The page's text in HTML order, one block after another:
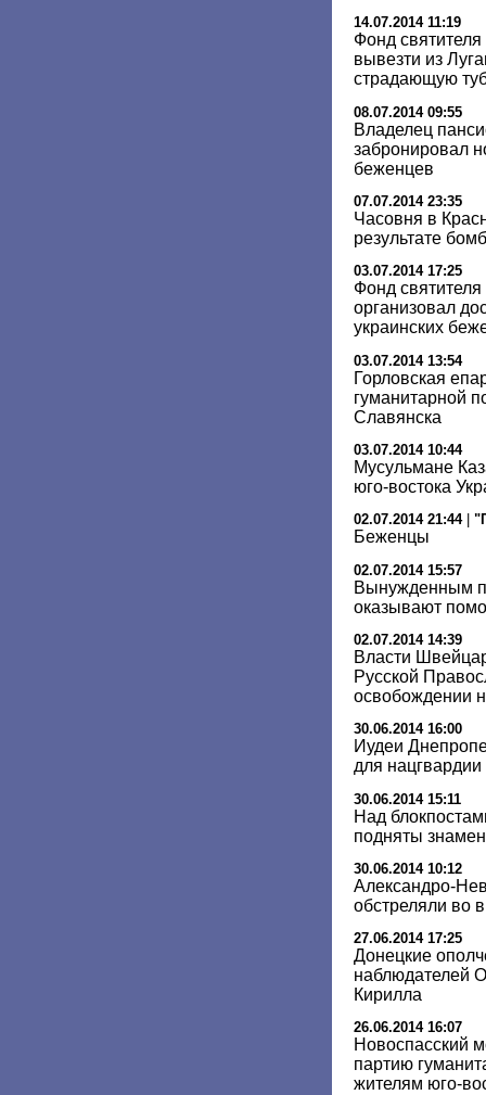
14.07.2014 11:19
Фонд
вывезти из
страдающую
08.07.2014 09:55
Владелец
забронировал
беженцев
07.07.2014 23:35
Часовня в
результате
03.07.2014 17:25
Фонд
организовал
украинских
03.07.2014 13:54
Горловская
гуманитарной
Славянска
03.07.2014 10:44
Мусульмане
юго-востока
02.07.2014 21:44|
Беженцы
02.07.2014 15:57
Вынужденным
оказывают
02.07.2014 14:39
Власти
Русской
освобождении
30.06.2014 16:00
Иудеи
для нацгвардии
30.06.2014 15:11
Над
подняты
30.06.2014 10:12
Александро-
обстреляли во
27.06.2014 17:25
Донецкие
наблюдателей
Кирилла
26.06.2014 16:07
Новоспасский
партию
жителям юго-